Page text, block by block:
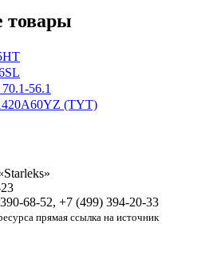
товары
56.1
(TYT)
68-52, +7 (499) 394-20-33
прямая ссылка на источник